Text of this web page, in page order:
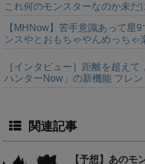
これ何のモンスターなのか未だ
【MHNow】苦手意識あって星
ンスやとおもちゃやんめっちゃ
［インタビュー］距離を超え
ハンターNow」の新機能 フレ
関連記事
【予想】あの